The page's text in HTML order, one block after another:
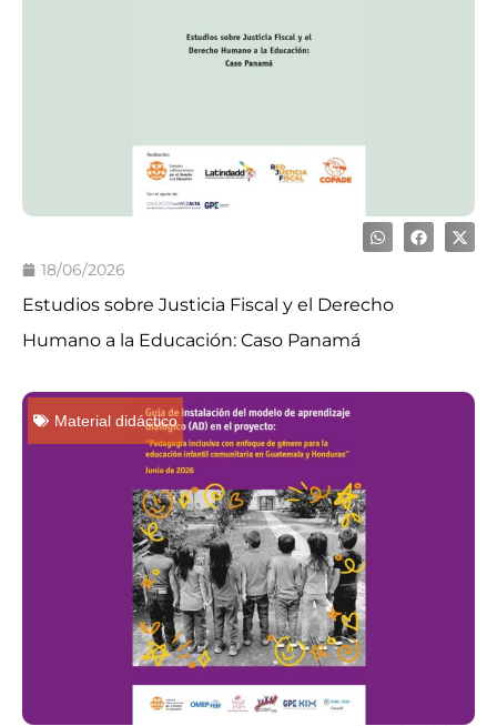
18/06/2026
Estudios sobre Justicia Fiscal y el Derecho
Humano a la Educación: Caso Panamá
Material didáctico